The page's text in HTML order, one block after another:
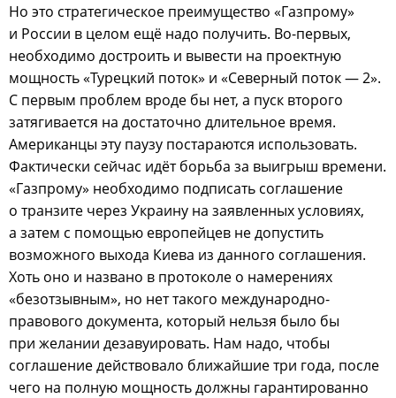
Но это стратегическое преимущество «Газпрому»
и России в целом ещё надо получить. Во-первых,
необходимо достроить и вывести на проектную
мощность «Турецкий поток» и «Северный поток — 2».
С первым проблем вроде бы нет, а пуск второго
затягивается на достаточно длительное время.
Американцы эту паузу постараются использовать.
Фактически сейчас идёт борьба за выигрыш времени.
«Газпрому» необходимо подписать соглашение
о транзите через Украину на заявленных условиях,
а затем с помощью европейцев не допустить
возможного выхода Киева из данного соглашения.
Хоть оно и названо в протоколе о намерениях
«безотзывным», но нет такого международно-
правового документа, который нельзя было бы
при желании дезавуировать. Нам надо, чтобы
соглашение действовало ближайшие три года, после
чего на полную мощность должны гарантированно